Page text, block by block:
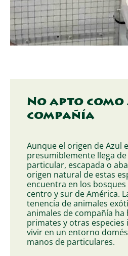
No apto como
compañía
Aunque el origen de Azul
presumiblemente llega
particular, escapada o
origen natural de estas
encuentra en los
centro y sur de América.
tenencia de animales
animales de compañía ha
primates y otras especies
vivir en un entorno
manos de particulares.